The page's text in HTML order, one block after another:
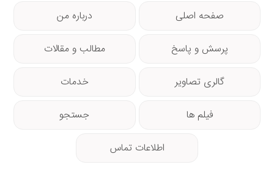
صفحه اصلی درباره من
پرسش و پاسخ مطالب و مقالات
گالری تصاویر خدمات
فیلم ها جستجو
اطلاعات تماس